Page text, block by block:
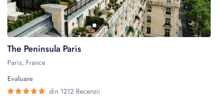
The Peninsula Paris
Paris, France
Evaluare
din 1212 Recenzii